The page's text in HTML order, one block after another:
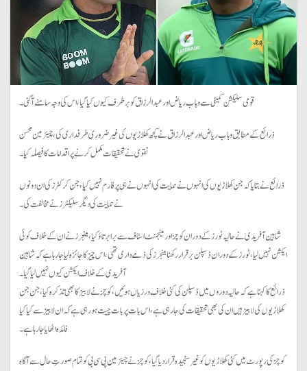
قومی سلیکشن کمیٹی سے وہاب ریاض اور عبدالرزاق کو برطرف کیوں کیا گیا، اس کی وجہ سامنے آگئی۔
ذرائع کے مطابق وہاب ریاض اور عبدالرزاق نے کچھ کھلاڑیوں کی غیر ضروری طرفداری کی، چیئرمین محسن
نقوی نے تحقیقات مکمل کرنے پر اقدامات کا فیصلہ کیا۔
ذرائع نے بتایا کہ جن کھلاڑیوں کی انہوں نے حمایت کی انہوں نے ہی پرفارم نہیں کیا، جن کرکٹرز کی ان دونوں
نے حمایت کی دیگر سلیکٹرز نے مخالفت کی۔
شاہین آفریدی نے حالیہ ٹورز کے دوران کوچز اور مینجمنٹ اسٹاف سے برا برتاؤ کیا، مینجرز نے ان کے خلاف کوئی
ایکشن نہیں لیا، ٹورز کے دوران ڈسپلن برقرار رکھنا مینجرز کی ذمے داری تھی، اس چیز کا جائزہ لیا جا رہا ہے کہ شاہین
آفریدی کے خلاف ایکشن کیوں نہیں لیا گیا۔
ذرائع کا کہنا ہے کہ حالیہ دوروں میں ڈسپلن کی کئی خلاف ورزیاں ہوئیں، کوچز نے لابیز کا بھی تذکرہ کیا، جن جن
کھلاڑیوں کی لابیز ہیں ان کی بھی تحقیقات کی جا رہی ہے، اس بات پر بات چیت ہو رہی ہے کہ ان لابیز سے کیا کیا
فائدہ اٹھایا جا رہا ہے۔
کوچز کی رپورٹ میں کئی کھلاڑیوں کو غیر سنجیدہ قرار دیا گیا، کوچز نے چیئرمین پی سی بی کو تمام صورتِ حال سے آگاہ